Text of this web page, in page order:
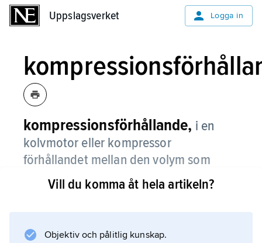
Uppslagsverket Logga in
kompressionsförhållande, i en
kolvmotor eller kompressor
förhållandet mellan den volym som
begränsas av kolv, cylinder och
cylinderhuvud när kolven befinner sig i
befinner sig i sitt övre vändläge.
Vill du komma åt hela artikeln?
Objektiv och pålitlig kunskap.